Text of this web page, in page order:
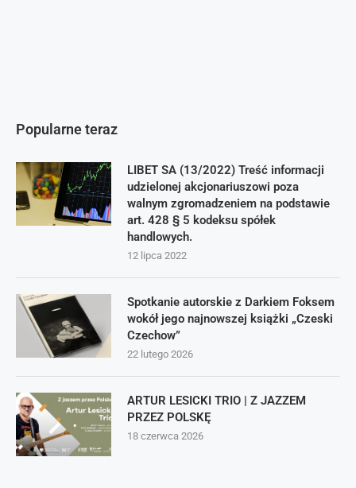
Popularne teraz
LIBET SA (13/2022) Treść informacji
udzielonej akcjonariuszowi poza
walnym zgromadzeniem na podstawie
art. 428 § 5 kodeksu spółek
handlowych.
12 lipca 2022
Spotkanie autorskie z Darkiem Foksem
wokół jego najnowszej książki „Czeski
Czechow”
22 lutego 2026
ARTUR LESICKI TRIO | Z JAZZEM
PRZEZ POLSKĘ
18 czerwca 2026